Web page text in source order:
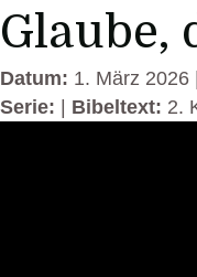
Glaube,
Datum: 1. März 2026 |
Serie:
Bibeltext: 2.